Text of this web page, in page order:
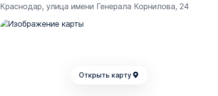
Краснодар, улица имени Генерала Корнилова, 24
Открыть карту